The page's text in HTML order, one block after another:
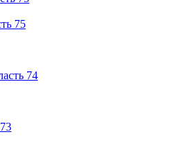
75
74
73